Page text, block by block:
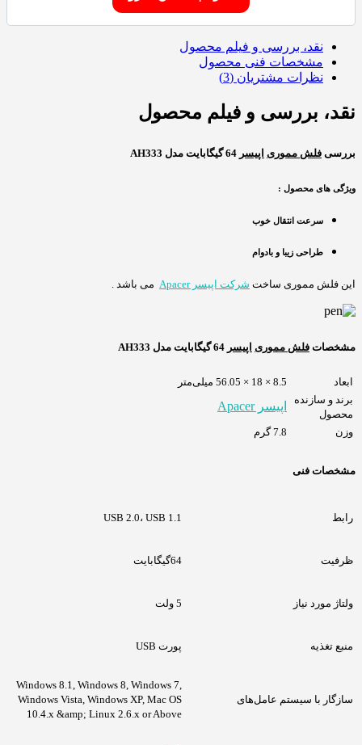
نقد، بررسی و فیلم محصول
مشخصات فنی محصول
نظرات مشتریان (3)
نقد، بررسی و فیلم محصول
بررسی فلش مموری اپیسر
ویژگی های محصول :
سرعت انتقال خوب
طراحی زیبا و بادوام
این فلش مموری ساخت شرکت اپیسر Apacer می باشد .
مشخصات فلش مموری اپیسر
ابعاد
8.5 × 18 × 56.05 میلی‌متر
برند و سازنده
محصول
اپیسر Apacer
وزن 7.8 گرم
مشخصات فنی
رابط USB 2.0، USB 1.1
ظرفیت 64گیگابایت
ولتاژ مورد نیاز 5 ولت
منبع تغذیه پورت USB
سازگار با سیستم عامل‌های
Windows 8.1, Windows 8, Windows 7,
Windows Vista, Windows XP, Mac OS
10.4.x &amp; Linux 2.6.x or Above